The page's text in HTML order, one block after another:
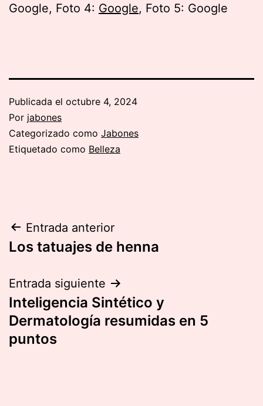
Google, Foto 4: Google, Foto 5: Google
Publicada el octubre 4, 2024
Por jabones
Categorizado como Jabones
Etiquetado como Belleza
Navegación
de
entradas
Entrada anterior
Los tatuajes de henna
Entrada siguiente
Inteligencia Sintético y
Dermatología resumidas en 5
puntos